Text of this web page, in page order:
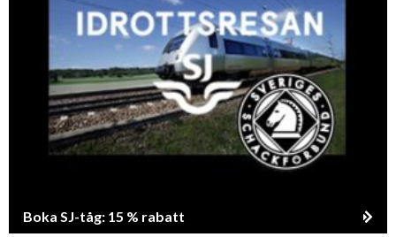
Boka SJ-tåg: 15 % rabatt